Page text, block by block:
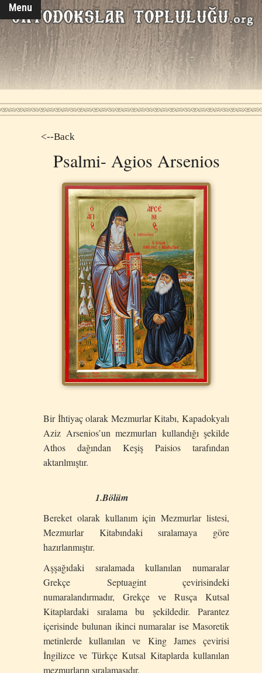
Menu
<--Back
Psalmi- Agios Arsenios
Bir İhtiyaç olarak Mezmurlar Kitabı, Kapadokyalı
Aziz Arsenios’un mezmurları kullandığı şekilde
Athos dağından Keşiş Paisios tarafından
aktarılmıştır.
1.Bölüm
Bereket olarak kullanım için Mezmurlar listesi,
Mezmurlar Kitabındaki sıralamaya göre
hazırlanmıştır.
Aşşağıdaki sıralamada kullanılan numaralar
Grekçe Septuagint çevirisindeki
numaralandırmadır, Grekçe ve Rusça Kutsal
Kitaplardaki sıralama bu şekildedir. Parantez
içerisinde bulunan ikinci numaralar ise Masoretik
metinlerde kullanılan ve King James çevirisi
İngilizce ve Türkçe Kutsal Kitaplarda kullanılan
mezmurların sıralamasıdır.